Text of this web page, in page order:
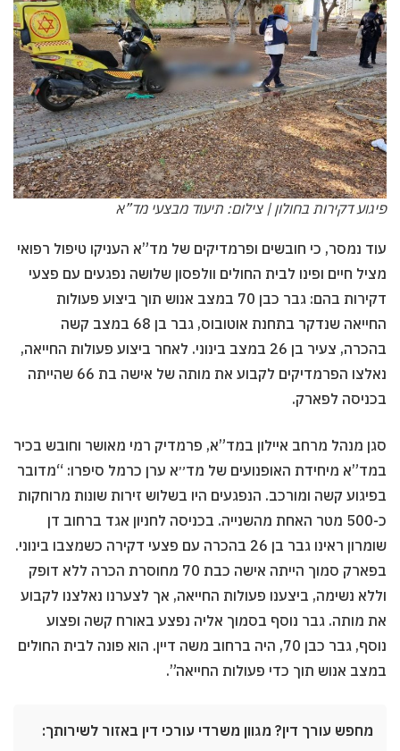
פיגוע דקירות בחולון | צילום: תיעוד מבצעי מד”א
עוד נמסר, כי חובשים ופרמדיקים של מד”א העניקו טיפול רפואי
מציל חיים ופינו לבית החולים וולפסון שלושה נפגעים עם פצעי
דקירות בהם: גבר כבן 70 במצב אנוש תוך ביצוע פעולות
החייאה שנדקר בתחנת אוטובוס, גבר בן 68 במצב קשה
בהכרה, צעיר בן 26 במצב בינוני. לאחר ביצוע פעולות החייאה,
נאלצו הפרמדיקים לקבוע את מותה של אישה בת 66 שהייתה
בכניסה לפארק.
סגן מנהל מרחב איילון במד”א, פרמדיק רמי מאושר וחובש בכיר
במד”א מיחידת האופנועים של מד״א ערן כרמל סיפרו: “מדובר
בפיגוע קשה ומורכב. הנפגעים היו בשלוש זירות שונות מרוחקות
כ-500 מטר האחת מהשנייה. בכניסה לחניון אגד ברחוב דן
שומרון ראינו גבר בן 26 בהכרה עם פצעי דקירה כשמצבו בינוני.
בפארק סמוך הייתה אישה כבת 70 מחוסרת הכרה ללא דופק
וללא נשימה, ביצענו פעולות החייאה, אך לצערנו נאלצנו לקבוע
את מותה. גבר נוסף בסמוך אליה נפצע באורח קשה ופצוע
נוסף, גבר כבן 70, היה ברחוב משה דיין. הוא פונה לבית החולים
במצב אנוש תוך כדי פעולות החייאה”.
מחפש עורך דין? מגוון משרדי עורכי דין באזור לשירותך: